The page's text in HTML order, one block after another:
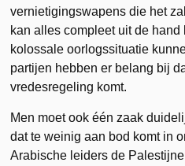
vernietigingswapens die het
kan alles compleet uit de hand
kolossale oorlogssituatie
partijen hebben er belang bij
vredesregeling komt.
Men moet ook één zaak
dat te weinig aan bod komt in
Arabische leiders de